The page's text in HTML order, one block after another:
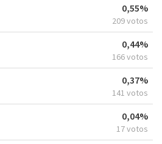
0,55%
209 votos
0,44%
166 votos
0,37%
141 votos
0,04%
17 votos